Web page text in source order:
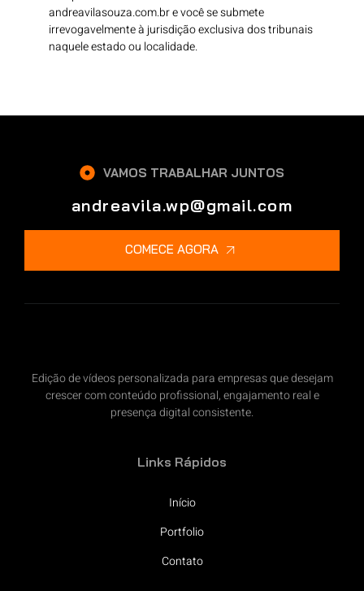
andreavilasouza.com.br e você se submete
irrevogavelmente à jurisdição exclusiva dos tribunais
naquele estado ou localidade.
VAMOS TRABALHAR JUNTOS
andreavila.wp@gmail.com
COMECE AGORA
Edição de vídeos personalizada para empresas que desejam
crescer com conteúdo profissional, engajamento real e
presença digital consistente.
Links Rápidos
Início
Portfolio
Contato